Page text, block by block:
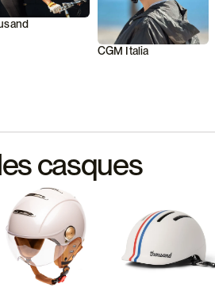
CGM Italia
casques